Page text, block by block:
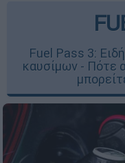
Fuel Pass 3:
καυσίμων - Πότε